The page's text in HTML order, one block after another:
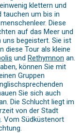
klettern und
tauchen um bis in
Diese
auf das Meer und
uns begeistert. Sie ist
diese Tour als kleine
und Rethymnon an.
können Sie mit
Gruppen
Sie sich auch
Die Schlucht liegt im
von der Stadt
Vom Südküstenort